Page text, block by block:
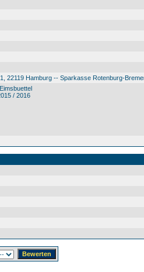
22119 Hamburg -- Sparkasse Rotenburg-
/ 2016